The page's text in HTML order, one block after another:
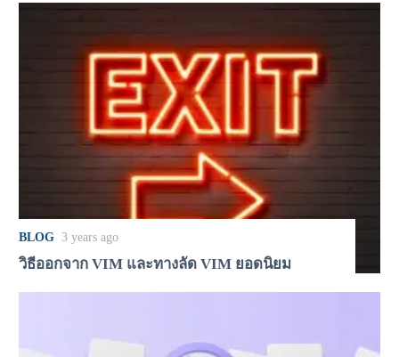
BLOG 3 years ago
วิธีออกจาก VIM และทางลัด VIM ยอดนิยม